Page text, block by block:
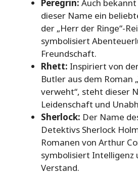
Peregrin: Auch
dieser Name ein
der „Herr der Ringe“-
symbolisiert
Freundschaft.
Rhett: Inspiriert von
Butler aus dem Roman
verweht“, steht dieser
Leidenschaft und
Sherlock: Der Name
Detektivs Sherlock
Romanen von Arthur
symbolisiert Intelligenz
Verstand.